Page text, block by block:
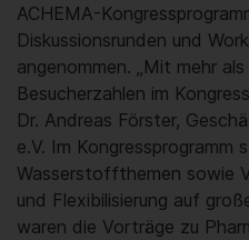
ACHEMA-
Diskussionsrunden und
angenommen. „Mit mehr
Besucherzahlen im
Dr. Andreas Förster,
e.V. Im Kongressprogramm
Wasserstoffthemen sowie
und Flexibilisierung auf
waren die Vorträge zu